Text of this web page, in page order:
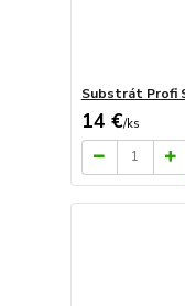
Substrát Profi
14 €/ks